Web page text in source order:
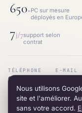
650+PC sur mesure
déployés en
7j/7support selon
contrat
TÉLÉPHONE
01.87.53.66.31
E-MAIL
ADRESSE
12 avenue du 8 mai
Nous utilisons
site et l'améliorer.
sans votre accord.